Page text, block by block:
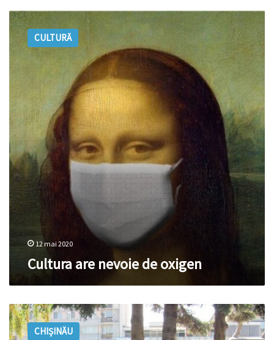
Cultura
are
nevoie
de
CULTURĂ
12 mai 2020
Cultura are nevoie de oxigen
Tot
mai
mulți CHIȘINĂU